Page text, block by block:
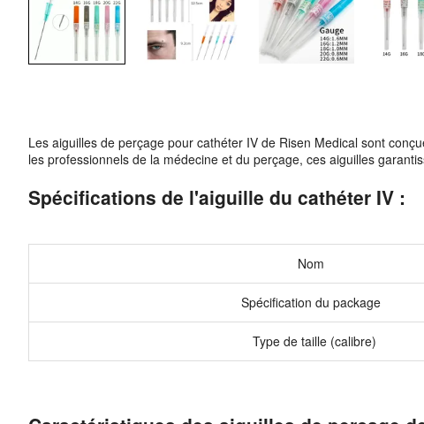
Les aiguilles de perçage pour cathéter IV de Risen Medical sont
les professionnels de la médecine et du perçage, ces aiguilles
Spécifications de l'aiguille du cathéter IV :
Nom
Spécification du package
Type de taille (calibre)